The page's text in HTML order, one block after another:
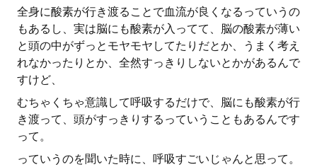
全身に酸素が行き渡ることで血流が良くなるっていうの
もあるし、実は脳にも酸素が入ってて、脳の酸素が薄い
と頭の中がずっとモヤモヤしてたりだとか、うまく考え
れなかったりとか、全然すっきりしないとかがあるんで
すけど、
むちゃくちゃ意識して呼吸するだけで、脳にも酸素が行
き渡って、頭がすっきりするっていうこともあるんです
って。
っていうのを聞いた時に、呼吸すごいじゃんと思って。